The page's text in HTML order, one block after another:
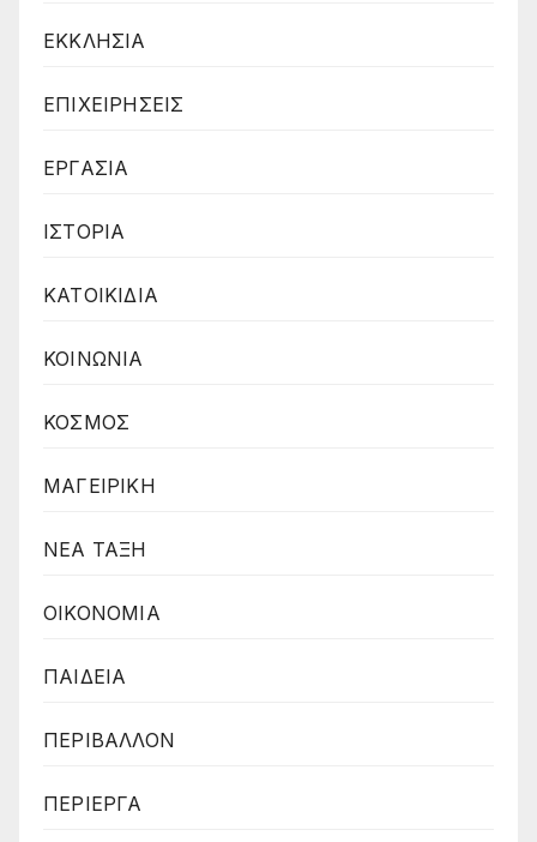
ΕΚΚΛΗΣΙΑ
ΕΠΙΧΕΙΡΗΣΕΙΣ
ΕΡΓΑΣΙΑ
ΙΣΤΟΡΙΑ
ΚΑΤΟΙΚΙΔΙΑ
ΚΟΙΝΩΝΙΑ
ΚΟΣΜΟΣ
ΜΑΓΕΙΡΙΚΗ
ΝΕΑ ΤΑΞΗ
ΟΙΚΟΝΟΜΙΑ
ΠΑΙΔΕΙΑ
ΠΕΡΙΒΑΛΛΟΝ
ΠΕΡΙΕΡΓΑ